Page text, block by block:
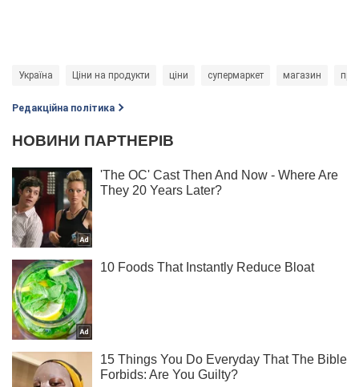
Україна Ціни на продукти ціни супермаркет магазин
Редакційна політика